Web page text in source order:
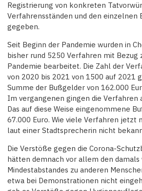
Registrierung von konkreten
Verfahrensständen und den einzelnen
gegeben.
Seit Beginn der Pandemie wurden in
bisher rund 5250 Verfahren mit Bezug
Pandemie bearbeitet. Die Zahl der
von 2020 bis 2021 von 1500 auf 2021
Summe der Bußgelder von 162.000
Im vergangenen gingen die Verfahren
Das auf diese Weise eingenommene
67.000 Euro. Wie viele Verfahren jetzt
laut einer Stadtsprecherin nicht
Die Verstöße gegen die Corona-
hätten demnach vor allem den
Mindestabstandes zu anderen
etwa bei Demonstrationen nicht